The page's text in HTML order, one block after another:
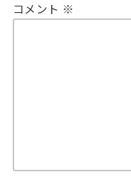
コメント ※